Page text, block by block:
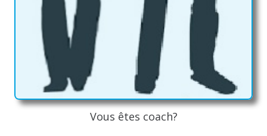
Vous êtes coach?